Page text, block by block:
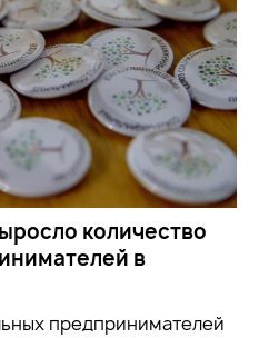
количество
в
предпринимателей